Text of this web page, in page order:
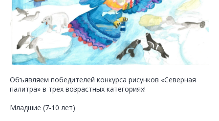
Объявляем победителей конкурса рисунков «Северная
палитра» в трёх возрастных категориях!
Младшие (7-10 лет)